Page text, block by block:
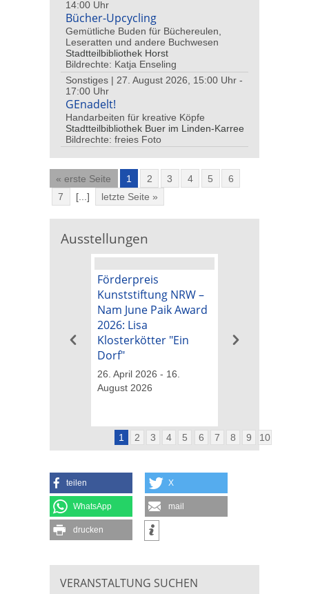
14:00 Uhr
Bücher-Upcycling
Gemütliche Buden für Büchereulen,
Leseratten und andere Buchwesen
Stadtteilbibliothek Horst
Bildrechte: Katja Enseling
Sonstiges | 27. August 2026, 15:00 Uhr -
17:00 Uhr
GEnadelt!
Handarbeiten für kreative Köpfe
Stadtteilbibliothek Buer im Linden-Karree
Bildrechte: freies Foto
« erste Seite 1 2 3 4 5
6
7
[...] letzte Seite »
Ausstellungen
Förderpreis
Kunststiftung NRW –
Nam June Paik Award
2026: Lisa
Klosterkötter "Ein
Dorf"
26. April 2026 - 16.
August 2026
1 2 3 4 5 6 7 8 9 10
teilen X
WhatsApp mail
drucken
VERANSTALTUNG SUCHEN